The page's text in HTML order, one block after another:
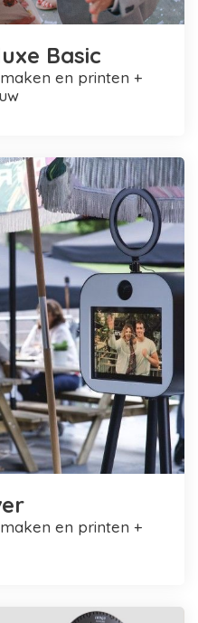
Basic